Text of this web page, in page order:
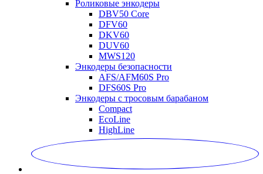
Роликовые энкодеры
DBV50 Core
DFV60
DKV60
DUV60
MWS120
Энкодеры безопасности
AFS/AFM60S Pro
DFS60S Pro
Энкодеры с тросовым барабаном
Compact
EcoLine
HighLine